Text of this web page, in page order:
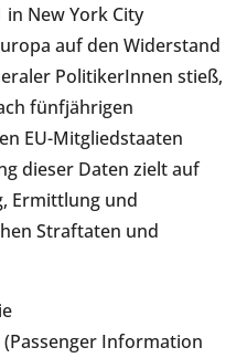
New York City
auf den Widerstand
PolitikerInnen stieß,
fünfjährigen
EU-Mitgliedstaaten
dieser Daten zielt auf
Ermittlung und
Straftaten und
Information